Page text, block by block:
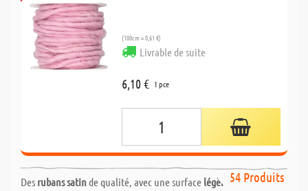
(100cm = 0,61 €)
Livrable de suite
6,10 € 1 pce
54 Produits
Des rubans satinde qualité, avec une surface légèrement brillante